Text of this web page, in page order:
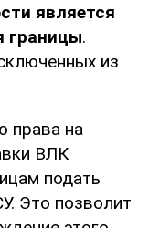
является
границы.
из
права на
ВЛК
подать
Это позволит